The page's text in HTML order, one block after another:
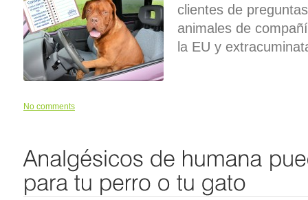
clientes de
animales de
la EU y
No comments